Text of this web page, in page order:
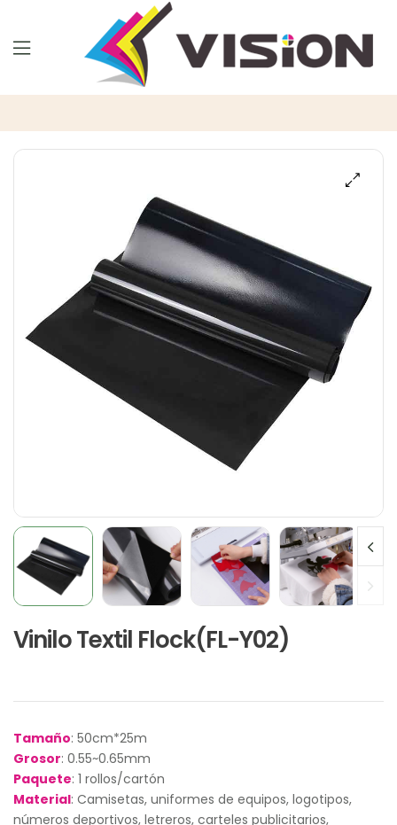
Vinilo Textil Flock(FL-Y02)
Tamaño: 50cm*25m
Grosor: 0.55~0.65mm
Paquete: 1 rollos/cartón
Material: Camisetas, uniformes de equipos, logotipos,
números deportivos, letreros, carteles publicitarios,